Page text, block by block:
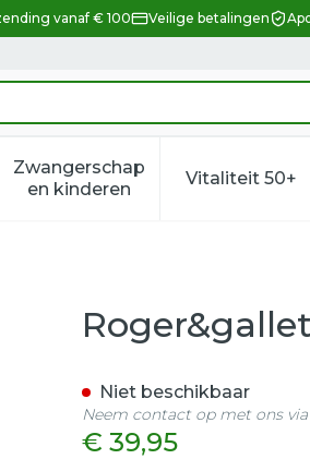
vanaf € 100 Veilige betalingen
verzorging en hygiëne
voor Dieet, voeding en
Zwangerschap
en kinderenToon submenu voor
Vitaliteit 50+
Toon
Rouge 17
€ 39,95
Niet beschikbaar
Neem contact op met ons